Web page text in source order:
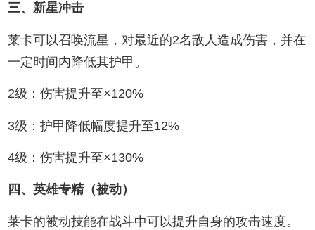
三、新星冲击
莱卡可以召唤流星，对最近的2名敌人造成伤害，并在
一定时间内降低其护甲。
2级：伤害提升至×120%
3级：护甲降低幅度提升至12%
4级：伤害提升至×130%
四、英雄专精（被动）
莱卡的被动技能在战斗中可以提升自身的攻击速度。